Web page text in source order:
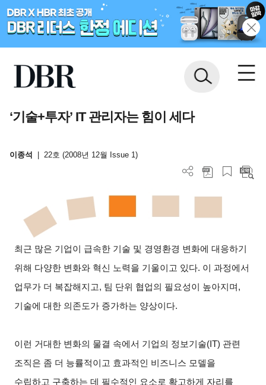
‘기술+투자’ IT 관리자는 힘이 세다
이종석 22호 (2008년 12월 Issue 1)
최근 많은 기업이 급속한 기술 및 경영환경 변화에 대응하기
위해 다양한 변화와 혁신 노력을 기울이고 있다. 이 과정에서
업무가 더 복잡해지고, 팀 단위 협업의 필요성이 높아지며,
기술에 대한 의존도가 증가하는 양상이다.
이런 거대한 변화의 물결 속에서 기업의 정보기술(IT) 관련
조직은 좀 더 능률적이고 효과적인 비즈니스 모델을
수립하고 구축하는 데 필수적인 요소로 확고하게 자리를